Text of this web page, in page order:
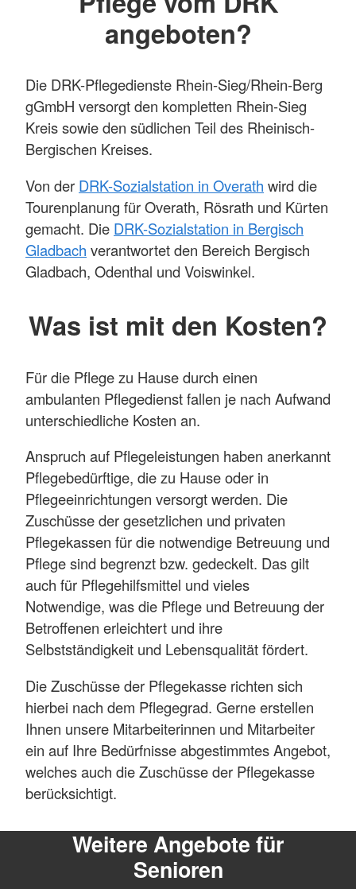
angeboten?
Die DRK-Pflegedienste Rhein-Sieg/Rhein-Berg
gGmbH versorgt den kompletten Rhein-Sieg
Kreis sowie den südlichen Teil des Rheinisch-
Bergischen Kreises.
Von der DRK-Sozialstation in Overath wird die
Tourenplanung für Overath, Rösrath und Kürten
gemacht. Die DRK-Sozialstation in Bergisch
Gladbach verantwortet den Bereich Bergisch
Gladbach, Odenthal und Voiswinkel.
Was ist mit den Kosten?
Für die Pflege zu Hause durch einen
ambulanten Pflegedienst fallen je nach Aufwand
unterschiedliche Kosten an.
Anspruch auf Pflegeleistungen haben anerkannt
Pflegebedürftige, die zu Hause oder in
Pflegeeinrichtungen versorgt werden. Die
Zuschüsse der gesetzlichen und privaten
Pflegekassen für die notwendige Betreuung und
Pflege sind begrenzt bzw. gedeckelt. Das gilt
auch für Pflegehilfsmittel und vieles
Notwendige, was die Pflege und Betreuung der
Betroffenen erleichtert und ihre
Selbstständigkeit und Lebensqualität fördert.
Die Zuschüsse der Pflegekasse richten sich
hierbei nach dem Pflegegrad. Gerne erstellen
Ihnen unsere Mitarbeiterinnen und Mitarbeiter
ein auf Ihre Bedürfnisse abgestimmtes Angebot,
welches auch die Zuschüsse der Pflegekasse
berücksichtigt.
Weitere Angebote für
Senioren